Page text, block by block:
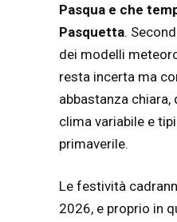
Pasqua e che
Pasquetta.
dei modelli
resta incerta ma
abbastanza chiara,
clima variabile e
primaverile.
Le festività
2026, e proprio in